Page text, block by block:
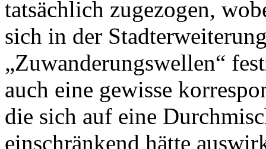
tatsächlich zugezogen,
sich in der
„Zuwanderungswellen“
auch eine gewisse
die sich auf eine
einschränkend hätte